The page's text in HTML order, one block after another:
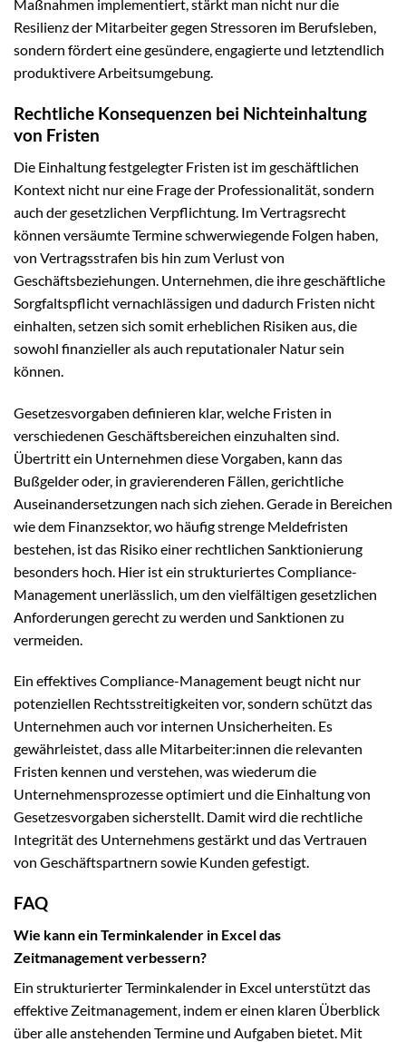
Maßnahmen implementiert, stärkt man nicht nur die
Resilienz der Mitarbeiter gegen Stressoren im Berufsleben,
sondern fördert eine gesündere, engagierte und letztendlich
produktivere Arbeitsumgebung.
Rechtliche Konsequenzen bei Nichteinhaltung
von Fristen
Die Einhaltung festgelegter Fristen ist im geschäftlichen
Kontext nicht nur eine Frage der Professionalität, sondern
auch der gesetzlichen Verpflichtung. Im Vertragsrecht
können versäumte Termine schwerwiegende Folgen haben,
von Vertragsstrafen bis hin zum Verlust von
Geschäftsbeziehungen. Unternehmen, die ihre geschäftliche
Sorgfaltspflicht vernachlässigen und dadurch Fristen nicht
einhalten, setzen sich somit erheblichen Risiken aus, die
sowohl finanzieller als auch reputationaler Natur sein
können.
Gesetzesvorgaben definieren klar, welche Fristen in
verschiedenen Geschäftsbereichen einzuhalten sind.
Übertritt ein Unternehmen diese Vorgaben, kann das
Bußgelder oder, in gravierenderen Fällen, gerichtliche
Auseinandersetzungen nach sich ziehen. Gerade in Bereichen
wie dem Finanzsektor, wo häufig strenge Meldefristen
bestehen, ist das Risiko einer rechtlichen Sanktionierung
besonders hoch. Hier ist ein strukturiertes Compliance-
Management unerlässlich, um den vielfältigen gesetzlichen
Anforderungen gerecht zu werden und Sanktionen zu
vermeiden.
Ein effektives Compliance-Management beugt nicht nur
potenziellen Rechtsstreitigkeiten vor, sondern schützt das
Unternehmen auch vor internen Unsicherheiten. Es
gewährleistet, dass alle Mitarbeiter:innen die relevanten
Fristen kennen und verstehen, was wiederum die
Unternehmensprozesse optimiert und die Einhaltung von
Gesetzesvorgaben sicherstellt. Damit wird die rechtliche
Integrität des Unternehmens gestärkt und das Vertrauen
von Geschäftspartnern sowie Kunden gefestigt.
FAQ
Wie kann ein Terminkalender in Excel das
Zeitmanagement verbessern?
Ein strukturierter Terminkalender in Excel unterstützt das
effektive Zeitmanagement, indem er einen klaren Überblick
über alle anstehenden Termine und Aufgaben bietet. Mit